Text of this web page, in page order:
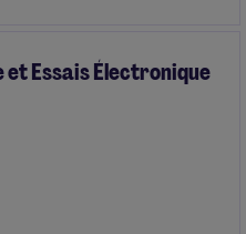
Essais Électronique